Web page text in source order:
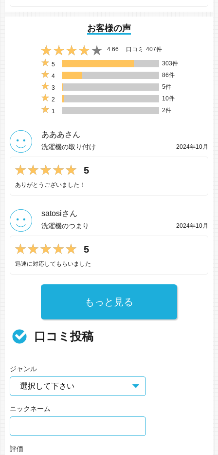
お客様の声
4.66 口コミ 407件
5
303件
4
86件
3
5件
2
10件
1
2件
あああさん
洗濯機の取り付け 2024年10月
5
ありがとうございました！
satosiさん
洗濯機のつまり 2024年10月
5
迅速に対応してもらいました
もっと見る
口コミ投稿
ジャンル
ニックネーム
評価